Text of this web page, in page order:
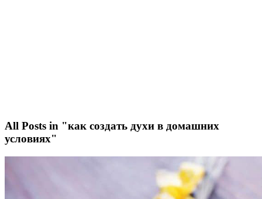
All Posts in "как создать духи в домашних
условиях"